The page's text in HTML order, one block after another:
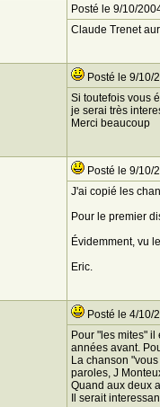
Posté le 9/10/
Claude Trenet
Posté le 9/10/
Si toutefois vous
je serai très
Merci beaucoup
Posté le 9/10/
J'ai copié les
Pour le premier
Évidemment, vu
Eric.
Posté le 4/10/
Pour "les mites"
années avant.
La chanson
paroles, J
Quand aux deux
Il serait